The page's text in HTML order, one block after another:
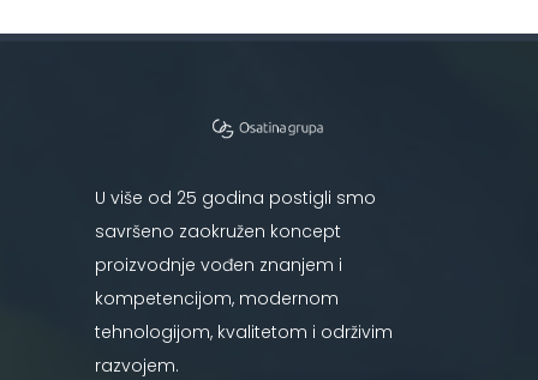
U više od 25 godina postigli smo
savršeno zaokružen koncept
proizvodnje vođen znanjem i
kompetencijom, modernom
tehnologijom, kvalitetom i održivim
razvojem.